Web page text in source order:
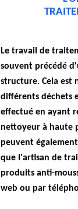
Le travail de
souvent précédé
structure. Cela est
différents déchets
effectué en ayant
nettoyeur à haute
peuvent
que l'artisan de
produits anti-
web ou par